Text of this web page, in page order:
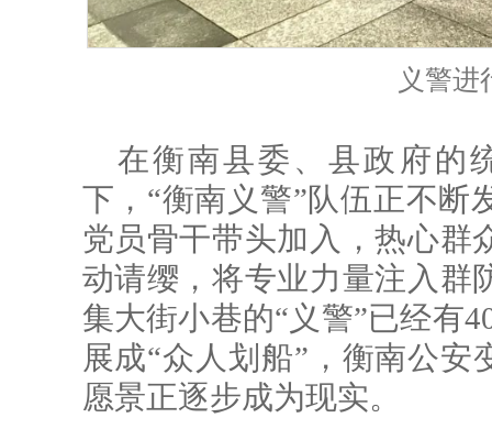
义警进
在衡南县委、县政府的
下，“衡南义警”队伍正不断
党员骨干带头加入，热心群
动请缨，将专业力量注入群
集大街小巷的“义警”已经有
展成“众人划船”，衡南公安
愿景正逐步成为现实。